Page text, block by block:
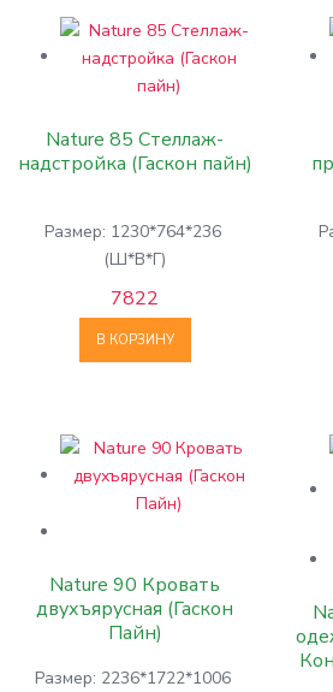
Nature 85 Стеллаж-
надстройка (Гаскон пайн)
Размер: 1230*764*236
(Ш*В*Г)
7822
В КОРЗИНУ
Nature 90 Кровать
двухъярусная (Гаскон
Пайн)
Размер: 2236*1722*1006